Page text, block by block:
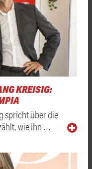
KREISIG:
spricht über die
wie ihn …